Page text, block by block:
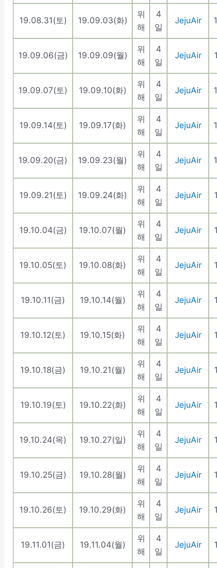
19.08.31(토) 19.09.03(화)
위
해
4
일
JejuAir
19.09.06(금) 19.09.09(월)
위
해
4
일
JejuAir
19.09.07(토) 19.09.10(화)
위
해
4
일
JejuAir
19.09.14(토) 19.09.17(화)
위
해
4
일
JejuAir
19.09.20(금) 19.09.23(월)
위
해
4
일
JejuAir
19.09.21(토) 19.09.24(화)
위
해
4
일
JejuAir
19.10.04(금) 19.10.07(월)
위
해
4
일
JejuAir
19.10.05(토) 19.10.08(화)
위
해
4
일
JejuAir
19.10.11(금) 19.10.14(월)
위
해
4
일
JejuAir
19.10.12(토) 19.10.15(화)
위
해
4
일
JejuAir
19.10.18(금) 19.10.21(월)
위
해
4
일
JejuAir
19.10.19(토) 19.10.22(화)
위
해
4
일
JejuAir
19.10.24(목) 19.10.27(일)
위
해
4
일
JejuAir
19.10.25(금) 19.10.28(월)
위
해
4
일
JejuAir
19.10.26(토) 19.10.29(화)
위
해
4
일
JejuAir
19.11.01(금) 19.11.04(월)
위
해
4
일
JejuAir